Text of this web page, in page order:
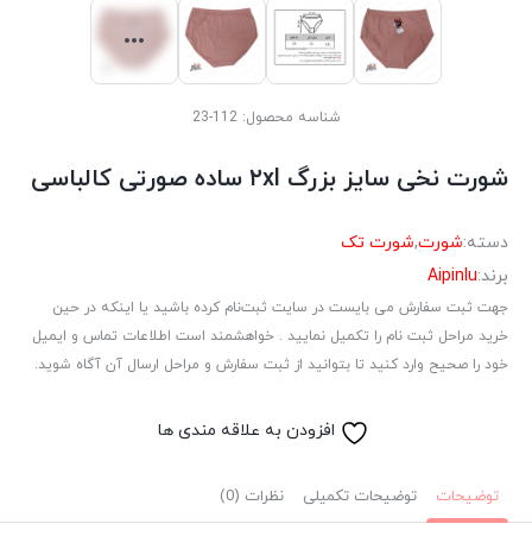
شناسه محصول:112-23
شورت نخی سایز بزرگ ۲xl ساده صورتی کالباسی
دسته:شورت,شورت تک
برند:Aipinlu
جهت ثبت سفارش می بایست در سایت ثبت‌نام کرده باشید یا اینکه در حین
خرید مراحل ثبت نام را تکمیل نمایید . خواهشمند است اطلاعات تماس و ایمیل
خود را صحیح وارد کنید تا بتوانید از ثبت سفارش و مراحل ارسال آن آگاه شوید.
افزودن به علاقه مندی ها
توضیحات توضیحات تکمیلی نظرات (0)